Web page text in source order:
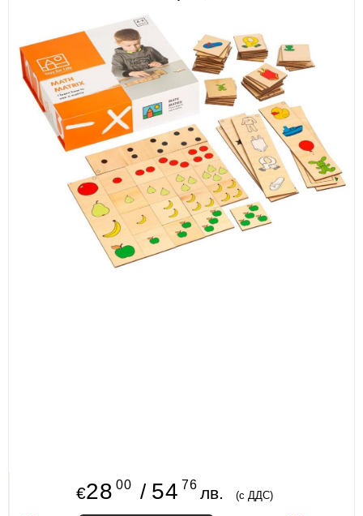
ИЗКУСТВА
СПОРТ
МЕБЕЛИ И ОБОРУДВАНЕ
КАНЦЕЛАРСКИ МАТЕРИАЛИ
КНИГИ И УЧЕБНИЦИ
БДП
НОВИ
€28 00 / 54 76 лв. (с ДДС)